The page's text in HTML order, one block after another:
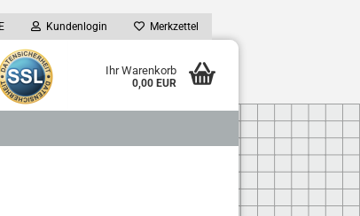
Kundenlogin Merkzettel
Ihr Warenkorb
0,00 EUR